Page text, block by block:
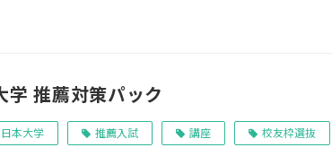
学 推薦対策パック
日本大学 推薦入試 講座 校友枠選抜